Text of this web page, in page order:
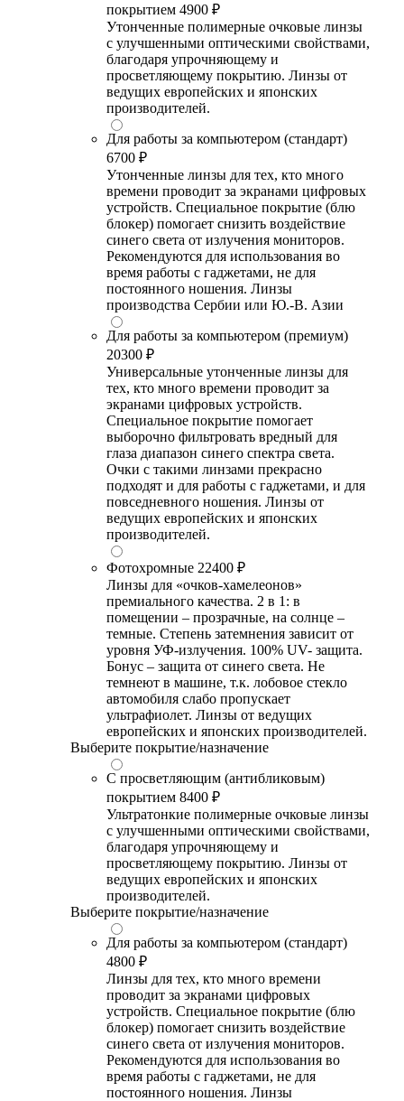
покрытием 4900 ₽
Утонченные полимерные очковые линзы
с улучшенными оптическими свойствами,
благодаря упрочняющему и
просветляющему покрытию. Линзы от
ведущих европейских и японских
производителей.
Для работы за компьютером (стандарт)
6700 ₽
Утонченные линзы для тех, кто много
времени проводит за экранами цифровых
устройств. Специальное покрытие (блю
блокер) помогает снизить воздействие
синего света от излучения мониторов.
Рекомендуются для использования во
время работы с гаджетами, не для
постоянного ношения. Линзы
производства Сербии или Ю.-В. Азии
Для работы за компьютером (премиум)
20300 ₽
Универсальные утонченные линзы для
тех, кто много времени проводит за
экранами цифровых устройств.
Специальное покрытие помогает
выборочно фильтровать вредный для
глаза диапазон синего спектра света.
Очки с такими линзами прекрасно
подходят и для работы с гаджетами, и для
повседневного ношения. Линзы от
ведущих европейских и японских
производителей.
Фотохромные 22400 ₽
Линзы для «очков-хамелеонов»
премиального качества. 2 в 1: в
помещении – прозрачные, на солнце –
темные. Степень затемнения зависит от
уровня УФ-излучения. 100% UV- защита.
Бонус – защита от синего света. Не
темнеют в машине, т.к. лобовое стекло
автомобиля слабо пропускает
ультрафиолет. Линзы от ведущих
европейских и японских производителей.
Выберите покрытие/назначение
С просветляющим (антибликовым)
покрытием 8400 ₽
Ультратонкие полимерные очковые линзы
с улучшенными оптическими свойствами,
благодаря упрочняющему и
просветляющему покрытию. Линзы от
ведущих европейских и японских
производителей.
Выберите покрытие/назначение
Для работы за компьютером (стандарт)
4800 ₽
Линзы для тех, кто много времени
проводит за экранами цифровых
устройств. Специальное покрытие (блю
блокер) помогает снизить воздействие
синего света от излучения мониторов.
Рекомендуются для использования во
время работы с гаджетами, не для
постоянного ношения. Линзы